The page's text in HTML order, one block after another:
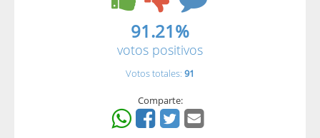
91.21%
votos positivos
Votos totales: 91
Comparte: